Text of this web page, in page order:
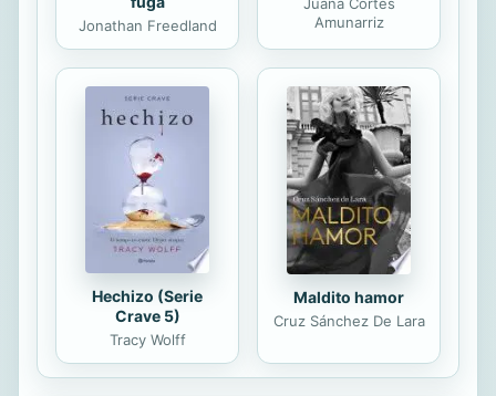
Jonathan Freedland
Amunarriz
Hechizo (Serie
Crave 5)
Tracy Wolff
Maldito hamor
Cruz Sánchez De Lara